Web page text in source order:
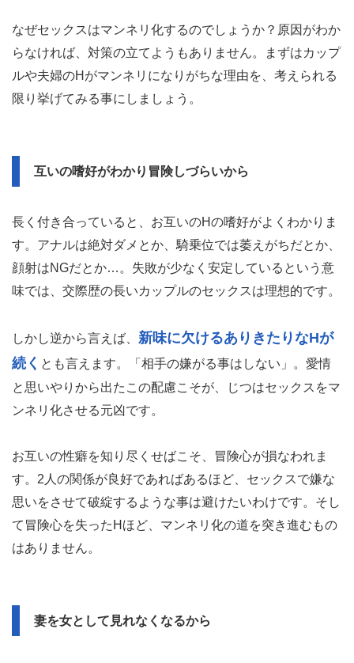
なぜセックスはマンネリ化するのでしょうか？原因がわか
らなければ、対策の立てようもありません。まずはカップ
ルや夫婦のHがマンネリになりがちな理由を、考えられる
限り挙げてみる事にしましょう。
互いの嗜好がわかり冒険しづらいから
長く付き合っていると、お互いのHの嗜好がよくわかりま
す。アナルは絶対ダメとか、騎乗位では萎えがちだとか、
顔射はNGだとか…。失敗が少なく安定しているという意
味では、交際歴の長いカップルのセックスは理想的です。
しかし逆から言えば、 新味に欠けるありきたりなHが
続く とも言えます。「相手の嫌がる事はしない」。愛情
と思いやりから出たこの配慮こそが、じつはセックスをマ
ンネリ化させる元凶です。
お互いの性癖を知り尽くせばこそ、冒険心が損なわれま
す。2人の関係が良好であればあるほど、セックスで嫌な
思いをさせて破綻するような事は避けたいわけです。そし
て冒険心を失ったHほど、マンネリ化の道を突き進むもの
はありません。
妻を女として見れなくなるから